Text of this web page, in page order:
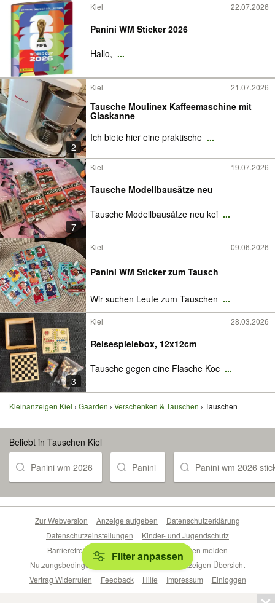
Kiel 22.07.2026
Panini WM Sticker 2026
Hallo, ...
2
Kiel 21.07.2026
Tausche Moulinex Kaffeemaschine mit
Glaskanne
Ich biete hier eine praktische ...
7
Kiel 19.07.2026
Tausche Modellbausätze neu
Tausche Modellbausätze neu kei ...
Kiel 09.06.2026
Panini WM Sticker zum Tausch
Wir suchen Leute zum Tauschen ...
3
Kiel 28.03.2026
Reisespielebox, 12x12cm
Tausche gegen eine Flasche Koc ...
Kleinanzeigen Kiel Gaarden Verschenken & Tauschen Tauschen
Beliebt in Tauschen Kiel
Panini wm 2026 Panini Panini wm 2026
Filter anpassen
Zur Webversion Anzeige aufgeben
Datenschutzerklärung
Datenschutzeinstellungen
Kinder- und Jugendschutz
Barrierefreiheitserklärung
Sicherheitslücken melden
Nutzungsbedingungen
Beliebte Suchen
Anzeigen Übersicht
Vertrag Widerrufen
Feedback Hilfe Impressum Einloggen